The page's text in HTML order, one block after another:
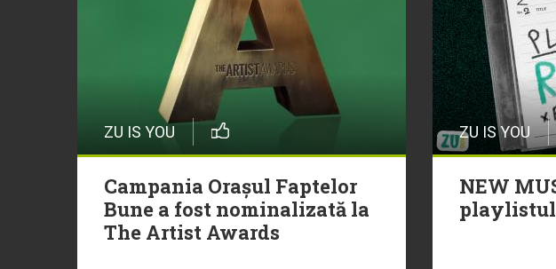
ZU IS YOU
Campania Orașul Faptelor
Bune a fost nominalizată la
The Artist Awards
ZU IS YOU
NEW
playlistul